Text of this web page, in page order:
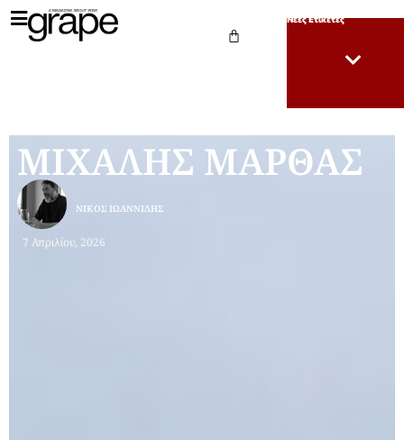
Νέες Ετικέτες
ΜΙΧΑΛΗΣ ΜΑΡΘΑΣ
7 Απριλίου, 2026
ΝΊΚΟΣ ΙΩΑΝΝΊΔΗΣ